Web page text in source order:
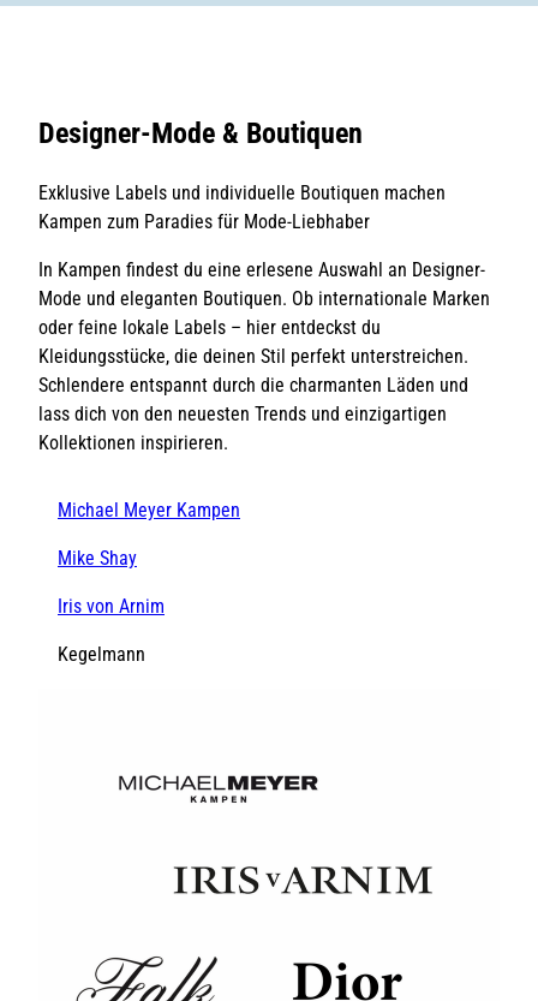
Designer-Mode & Boutiquen
Exklusive Labels und individuelle Boutiquen machen
Kampen zum Paradies für Mode-Liebhaber
In Kampen findest du eine erlesene Auswahl an Designer-
Mode und eleganten Boutiquen. Ob internationale Marken
oder feine lokale Labels – hier entdeckst du
Kleidungsstücke, die deinen Stil perfekt unterstreichen.
Schlendere entspannt durch die charmanten Läden und
lass dich von den neuesten Trends und einzigartigen
Kollektionen inspirieren.
Michael Meyer Kampen
Mike Shay
Iris von Arnim
Kegelmann